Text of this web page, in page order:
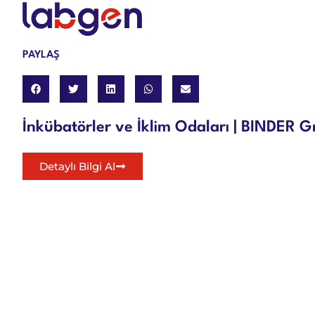
PAYLAŞ
İnkübatörler ve İklim Odaları | BINDER
Detaylı Bilgi Al